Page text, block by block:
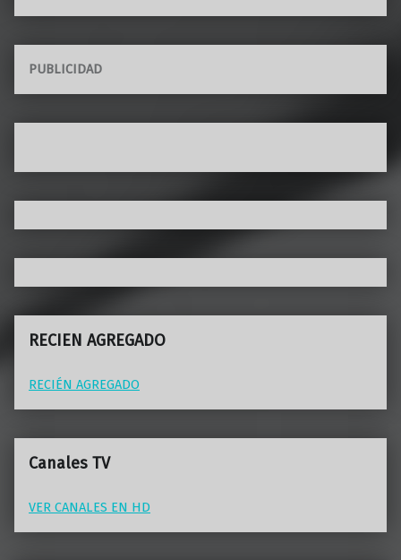
PUBLICIDAD
RECIEN AGREGADO
RECIÉN AGREGADO
Canales TV
VER CANALES EN HD